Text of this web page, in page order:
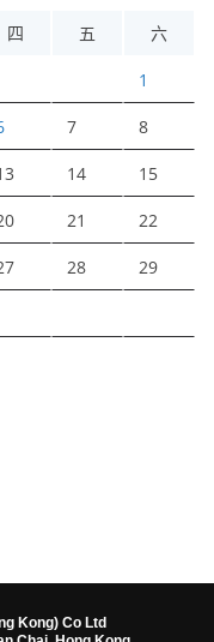
四 五 六
1
7 8
14 15
21 22
28 29
Kong) Co Ltd